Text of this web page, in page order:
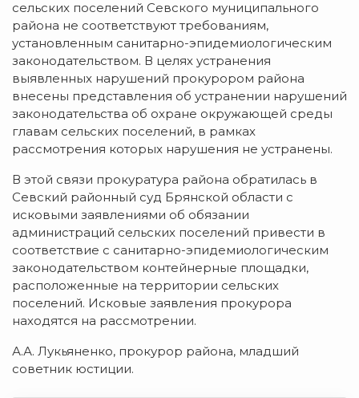
сельских поселений Севского муниципального
района не соответствуют требованиям,
установленным санитарно-эпидемиологическим
законодательством. В целях устранения
выявленных нарушений прокурором района
внесены представления об устранении нарушений
законодательства об охране окружающей среды
главам сельских поселений, в рамках
рассмотрения которых нарушения не устранены.
В этой связи прокуратура района обратилась в
Севский районный суд Брянской области с
исковыми заявлениями об обязании
администраций сельских поселений привести в
соответствие с санитарно-эпидемиологическим
законодательством контейнерные площадки,
расположенные на территории сельских
поселений. Исковые заявления прокурора
находятся на рассмотрении.
А.А. Лукьяненко, прокурор района, младший
советник юстиции.